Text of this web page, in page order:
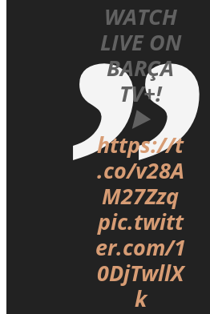
WATCH
LIVE ON
BARÇA
TV+!
▶️
https://t
.co/v28A
M27Zzq
pic.twitt
er.com/1
0DjTwllX
k